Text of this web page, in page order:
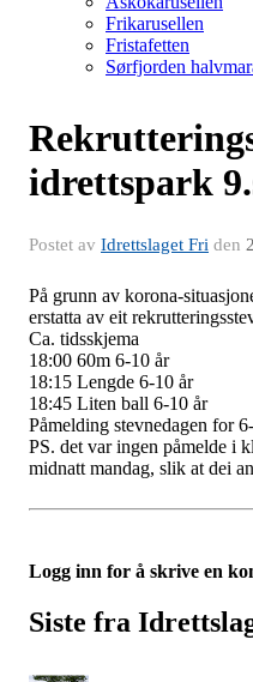
Frikarusellen
Fristafetten
Sørfjorden
idrettspark
Postet av Idrettslaget Fri den
På grunn av korona-
erstatta av eit
Ca. tidsskjema
18:00 60m 6-10 år
18:15 Lengde 6-10 år
18:45 Liten ball 6-10 år
Påmelding stevnedagen for
PS. det var ingen påmelde i
midnatt mandag, slik at dei
Logg inn for å skrive en
Siste fra